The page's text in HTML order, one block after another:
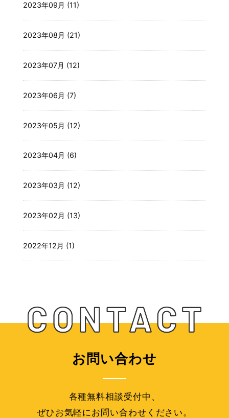
2023年09月 (11)
2023年08月 (21)
2023年07月 (12)
2023年06月 (7)
2023年05月 (12)
2023年04月 (6)
2023年03月 (12)
2023年02月 (13)
2022年12月 (1)
お問い合わせ
各種無料相談受付中、
ぜひお気軽にお問い合わせください。